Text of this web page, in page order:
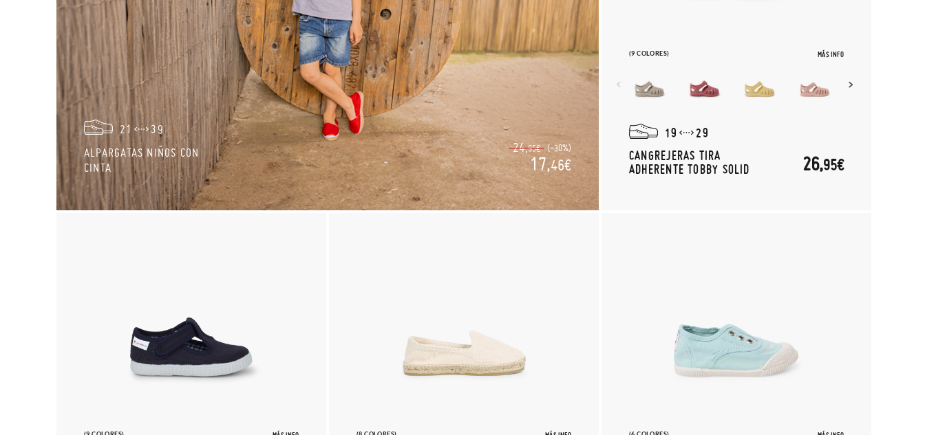
21
39
ALPARGATAS NIÑOS CON
CINTA
24,95€ (-30%)
17,46€
(9 COLORES) MÁS INFO
19
29
CANGREJERAS TIRA
ADHERENTE TOBBY SOLID
26,95€